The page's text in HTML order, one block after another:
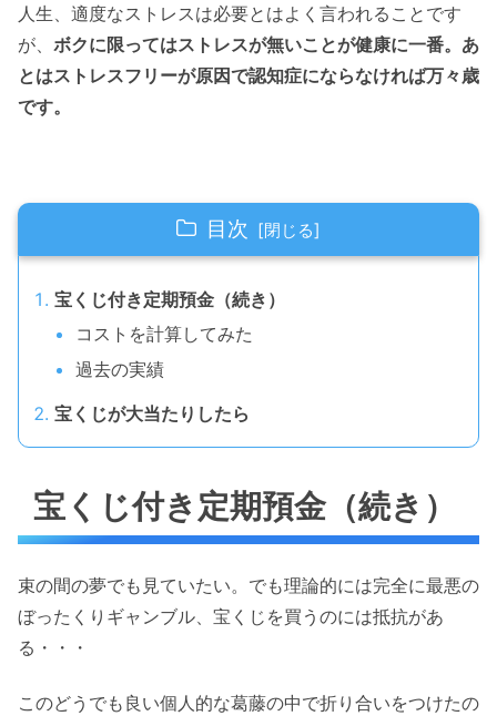
人生、適度なストレスは必要とはよく言われることです
が、 ボクに限ってはストレスが無いことが健康に一番。あ
とはストレスフリーが原因で認知症にならなければ万々歳
です。
目次
宝くじ付き定期預金（続き）
コストを計算してみた
過去の実績
宝くじが大当たりしたら
宝くじ付き定期預金（続き）
束の間の夢でも見ていたい。でも理論的には完全に最悪の
ぼったくりギャンブル、宝くじを買うのには抵抗があ
る・・・
このどうでも良い個人的な葛藤の中で折り合いをつけたの